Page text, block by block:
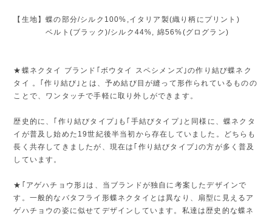
【生地】蝶の部分/シルク100%,イタリア製(織り柄にプリント)
ベルト(ブラック)/シルク44%, 綿56%(グログラン)
★蝶ネクタイ ブランド｢ボウタイ スペシメンズ｣の作り結び蝶ネク
タイ 。｢作り結び｣とは、予め結び目が縫って形作られているものの
ことで、ワンタッチで手軽に取り外しができます。
歴史的に、｢作り結びタイプ｣も｢手結びタイプ｣と同様に、蝶ネクタ
イが普及し始めた19世紀後半当初から存在していました。どちらも
長く共存してきましたが、現在は｢作り結びタイプ｣の方が多く普及
しています。
★｢アゲハチョウ形｣は、当ブランドが独自に考案したデザインで
す。一般的なバタフライ形蝶ネクタイとは異なり、扇型に見えるア
ゲハチョウの姿に似せてデザインしています。私達は歴史的な蝶ネ